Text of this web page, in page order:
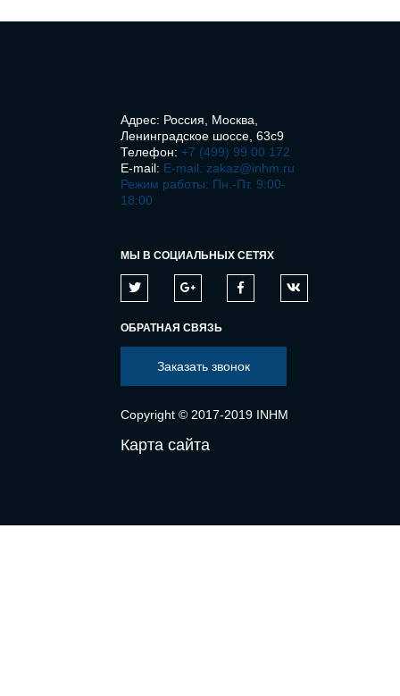
Адрес: Россия, Москва,
Ленинградское шоссе, 63с9
Телефон: +7 (499) 99 00 172
E-mail: E-mail: zakaz@inhm.ru
Режим работы: Пн.-Пт. 9:00-
18:00
МЫ В СОЦИАЛЬНЫХ СЕТЯХ
ОБРАТНАЯ СВЯЗЬ
Заказать звонок
Copyright © 2017-2019 INHM
Карта сайта